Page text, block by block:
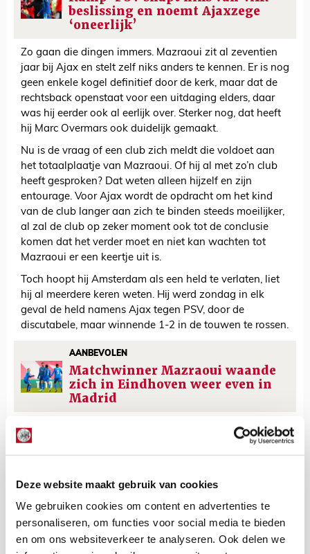
Deze website maakt gebruik van cookies
We gebruiken cookies om content en advertenties te
personaliseren, om functies voor social media te bieden
en om ons websiteverkeer te analyseren. Ook delen we
beslissing en noemt Ajaxzege
‘oneerlijk’
Zo gaan die dingen immers. Mazraoui zit al zeventien
jaar bij Ajax en stelt zelf niks anders te kennen. Er is nog
geen enkele kogel definitief door de kerk, maar dat de
rechtsback openstaat voor een uitdaging elders, daar
was hij eerder ook al eerlijk over. Sterker nog, dat heeft
hij Marc Overmars ook duidelijk gemaakt.
Nu is de vraag of een club zich meldt die voldoet aan
het totaalplaatje van Mazraoui. Of hij al met zo’n club
heeft gesproken? Dat weten alleen hijzelf en zijn
entourage. Voor Ajax wordt de opdracht om het kind
van de club langer aan zich te binden steeds moeilijker,
al zal de club op zeker moment ook tot de conclusie
komen dat het verder moet en niet kan wachten tot
Mazraoui er een keertje uit is.
Toch hoopt hij Amsterdam als een held te verlaten, liet
hij al meerdere keren weten. Hij werd zondag in elk
geval de held namens Ajax tegen PSV, door de
discutabele, maar winnende 1-2 in de touwen te rossen.
AANBEVOLEN
Matchwinner Mazraoui waande
zich in Eindhoven weer even in
Madrid
Net binnen //